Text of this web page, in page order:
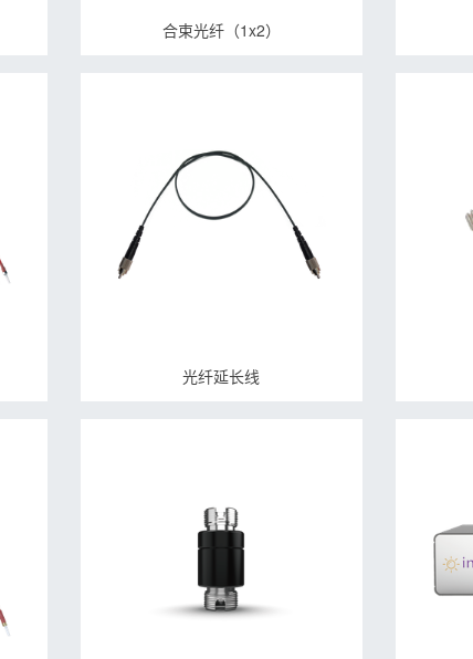
合束光纤（1x2）
光纤延长线